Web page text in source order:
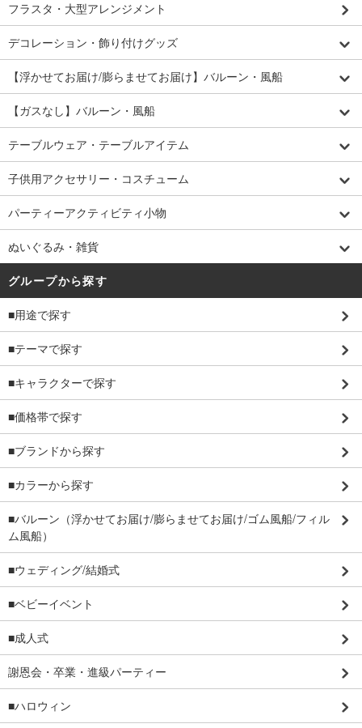
フラスタ・大型アレンジメント
デコレーション・飾り付けグッズ
【浮かせてお届け/膨らませてお届け】バルーン・風船
【ガスなし】バルーン・風船
テーブルウェア・テーブルアイテム
子供用アクセサリー・コスチューム
パーティーアクティビティ小物
ぬいぐるみ・雑貨
グループから探す
■用途で探す
■テーマで探す
■キャラクターで探す
■価格帯で探す
■ブランドから探す
■カラーから探す
■バルーン（浮かせてお届け/膨らませてお届け/ゴム風船/フィル
ム風船）
■ウェディング/結婚式
■ベビーイベント
■成人式
謝恩会・卒業・進級パーティー
■ハロウィン